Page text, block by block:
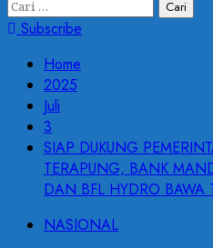
Cari
untuk:
Subscribe
Home
2025
Juli
3
SIAP DUKUNG
TERAPUNG, BANK
DAN BFL HYDRO BAWA
NASIONAL